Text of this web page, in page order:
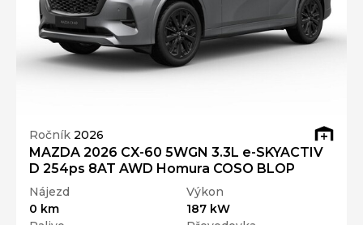
Ročník 2026
MAZDA 2026 CX-60 5WGN 3.3L e-SKYACTIV
D 254ps 8AT AWD Homura COSO BLOP
Nájezd
0 km
Výkon
187 kW